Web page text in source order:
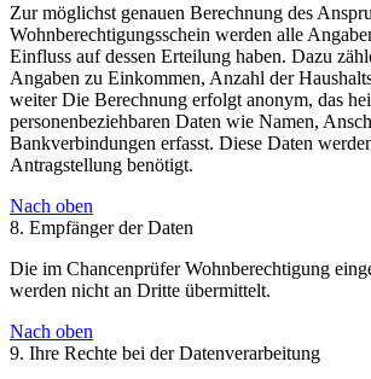
Zur möglichst genauen Berechnung des
Wohnberechtigungsschein werden alle
Einfluss auf dessen Erteilung haben. Dazu
Angaben zu Einkommen, Anzahl der
weiter Die Berechnung erfolgt anonym, das
personenbeziehbaren Daten wie Namen,
Bankverbindungen erfasst. Diese Daten
Antragstellung benötigt.
Nach oben
8. Empfänger der Daten
Die im Chancenprüfer Wohnberechtigung
werden nicht an Dritte übermittelt.
Nach oben
9. Ihre Rechte bei der Datenverarbeitung